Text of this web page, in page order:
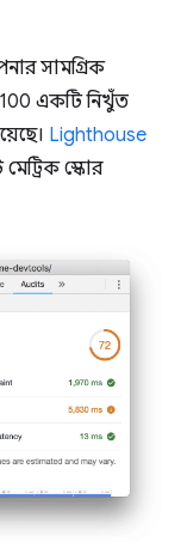
সামগ্রিক
একটি নিখুঁত
Lighthouse
স্কোর